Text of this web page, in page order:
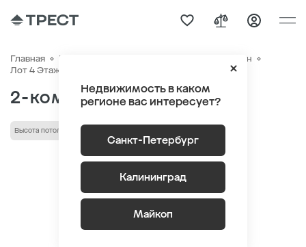
Недвижимость в каком
регионе вас интересует?
Санкт-Петербург
Калининград
Майкоп
Главная Квартиры
Генплан
Лот 4 Этаж 2
2-комнатная 61.78 м2
Высота потолка 2.75 м